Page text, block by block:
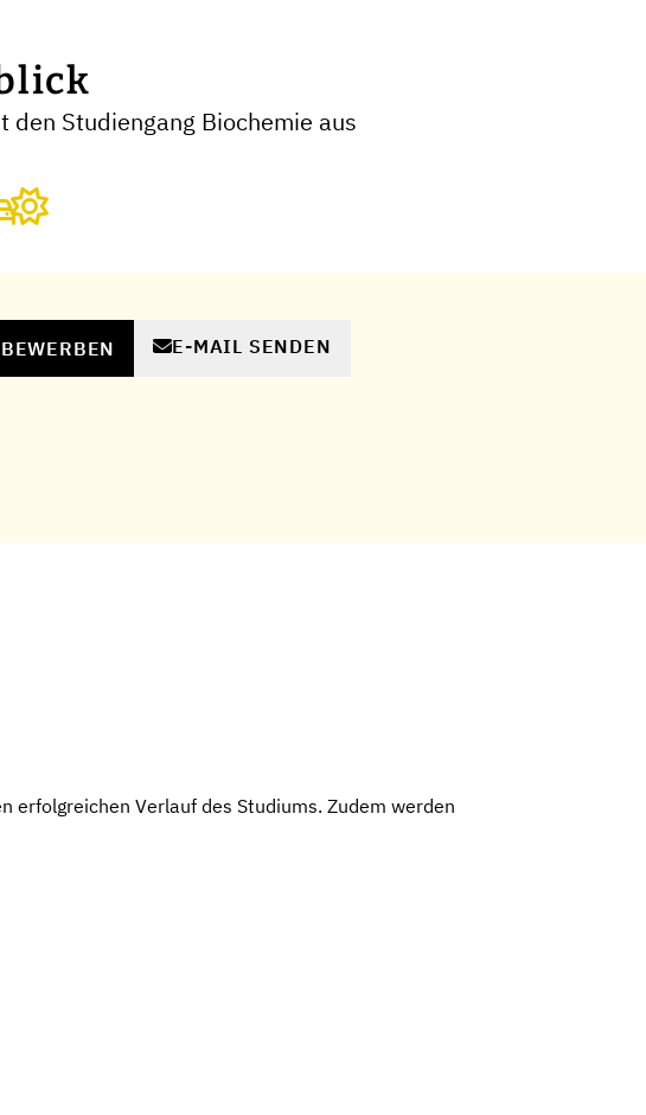
den Studiengang Biochemie aus
E-MAIL SENDEN
Verlauf des Studiums. Zudem werden